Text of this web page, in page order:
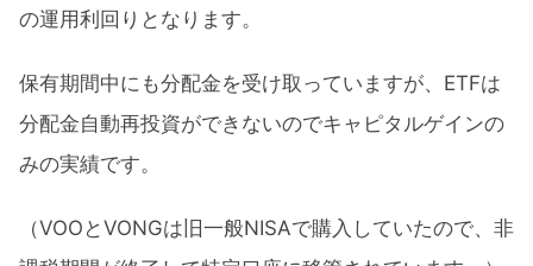
の運用利回りとなります。
保有期間中にも分配金を受け取っていますが、ETFは
分配金自動再投資ができないのでキャピタルゲインの
みの実績です。
（VOOとVONGは旧一般NISAで購入していたので、非